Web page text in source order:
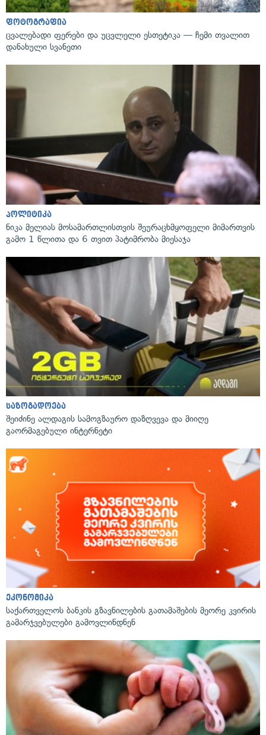
ფოტოგრაფია
ცვალებადი ფერები და უცვლელი ესთეტიკა — ჩემი თვალით
დანახული სვანეთი
პოლიტიკა
ნიკა მელიას მოსამართლისთვის შეურაცხმყოფელი მიმართვის
გამო 1 წლითა და 6 თვით პატიმრობა მიესაჯა
საზოგადოება
შეიძინე ალდაგის სამოგზაურო დაზღვევა და მიიღე
გაორმაგებული ინტერნეტი
ეკონომიკა
საქართველოს ბანკის გზავნილების გათამაშების მეორე კვირის
გამარჯვებულები გამოვლინდნენ